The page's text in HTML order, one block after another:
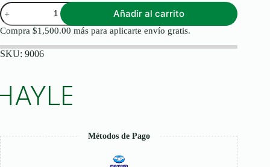
Tinte
3.2
Castaño
Claro
Shaylet
cantidad
Añadir al carrito
Compra $1,500.00 más para aplicarte envío gratis.
SKU: 9006
Métodos de Pago